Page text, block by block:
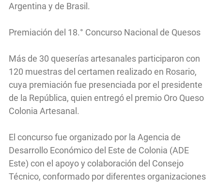
Argentina y de Brasil.
Premiación del 18.° Concurso Nacional de Quesos
Más de 30 queserías artesanales participaron con
120 muestras del certamen realizado en Rosario,
cuya premiación fue presenciada por el presidente
de la República, quien entregó el premio Oro Queso
Colonia Artesanal.
El concurso fue organizado por la Agencia de
Desarrollo Económico del Este de Colonia (ADE
Este) con el apoyo y colaboración del Consejo
Técnico, conformado por diferentes organizaciones